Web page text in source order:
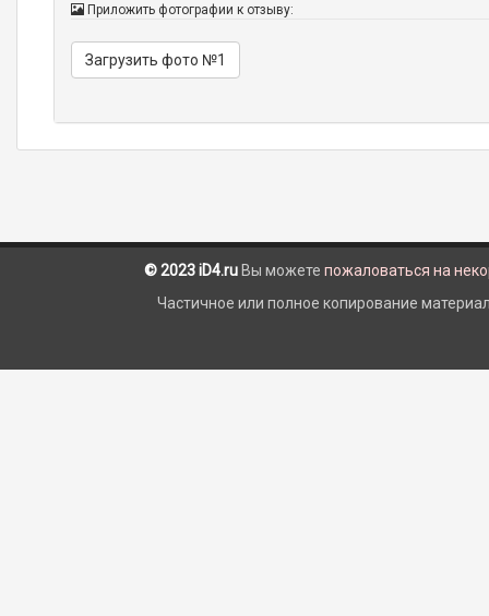
Приложить фотографии к отзыву:
Загрузить фото №1
© 2023 iD4.ru Вы можете пожаловаться на
Частичное или полное копирование